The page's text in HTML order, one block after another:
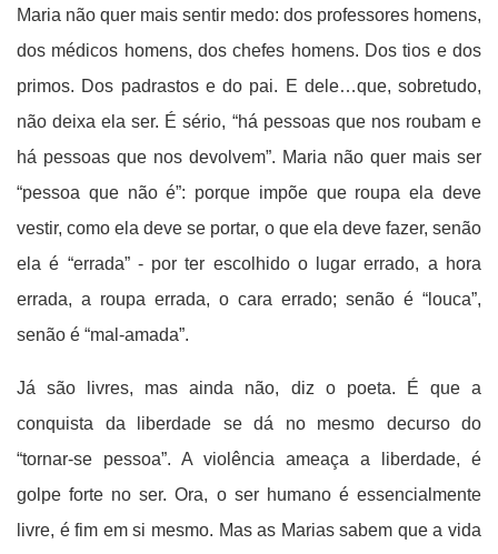
Maria não quer mais sentir medo: dos professores homens,
dos médicos homens, dos chefes homens. Dos tios e dos
primos. Dos padrastos e do pai. E dele…que, sobretudo,
não deixa ela ser. É sério, “há pessoas que nos roubam e
há pessoas que nos devolvem”. Maria não quer mais ser
“pessoa que não é”: porque impõe que roupa ela deve
vestir, como ela deve se portar, o que ela deve fazer, senão
ela é “errada” - por ter escolhido o lugar errado, a hora
errada, a roupa errada, o cara errado; senão é “louca”,
senão é “mal-amada”.
Já são livres, mas ainda não, diz o poeta. É que a
conquista da liberdade se dá no mesmo decurso do
“tornar-se pessoa”. A violência ameaça a liberdade, é
golpe forte no ser. Ora, o ser humano é essencialmente
livre, é fim em si mesmo. Mas as Marias sabem que a vida